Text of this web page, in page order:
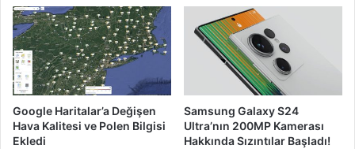
Google Haritalar’a Değişen
Hava Kalitesi ve Polen Bilgisi
Ekledi
Samsung Galaxy S24
Ultra’nın 200MP Kamerası
Hakkında Sızıntılar Başladı!